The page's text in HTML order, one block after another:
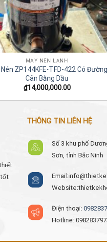
MÁY NÉN LẠNH
Nén ZP144KFE-TFD-422 Có Đường
Cân Bằng Dầu
₫14,000,000.00
tốt
THÔNG TIN LIÊN HỆ
Số 3 khu phố
Sơn, tỉnh Bắc Ninh
Email:
Điện thoại:
Hotline: